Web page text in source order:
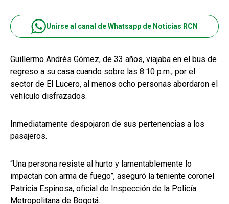
Unirse al canal de Whatsapp de Noticias RCN
Guillermo Andrés Gómez, de 33 años, viajaba en el bus de
regreso a su casa cuando sobre las 8:10 p.m., por el
sector de El Lucero, al menos ocho personas abordaron el
vehículo disfrazados.
Inmediatamente despojaron de sus pertenencias a los
pasajeros.
“Una persona resiste al hurto y lamentablemente lo
impactan con arma de fuego”, aseguró la teniente coronel
Patricia Espinosa, oficial de Inspección de la Policía
Metropolitana de Bogotá.